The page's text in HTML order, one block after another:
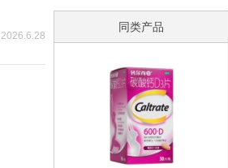
2026.6.28
同类产品